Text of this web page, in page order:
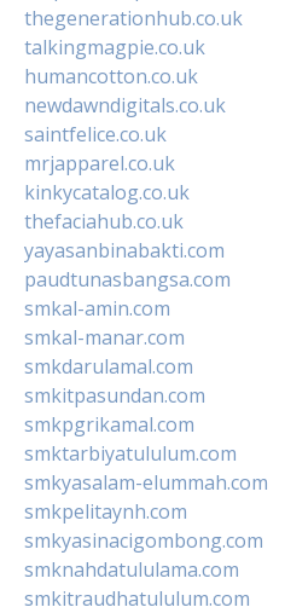
thegenerationhub.co.uk
talkingmagpie.co.uk
humancotton.co.uk
newdawndigitals.co.uk
saintfelice.co.uk
mrjapparel.co.uk
kinkycatalog.co.uk
thefaciahub.co.uk
yayasanbinabakti.com
paudtunasbangsa.com
smkal-amin.com
smkal-manar.com
smkdarulamal.com
smkitpasundan.com
smkpgrikamal.com
smktarbiyatululum.com
smkyasalam-elummah.com
smkpelitaynh.com
smkyasinacigombong.com
smknahdatululama.com
smkitraudhatululum.com